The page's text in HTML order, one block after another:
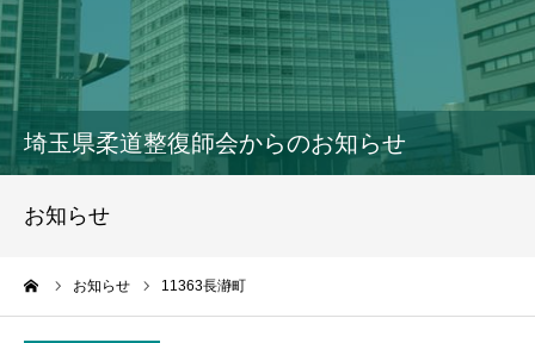
埼玉県柔道整復師会からのお知らせ
お知らせ
お知らせ 11363長瀞町
柔道整復師とは
接骨院・整骨院検索